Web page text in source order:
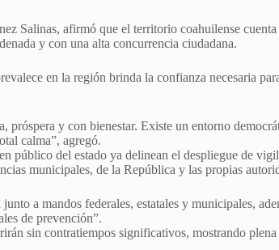
Salinas, afirmó que el territorio coahuilense
y con una alta concurrencia ciudadana.
en la región brinda la confianza necesaria
próspera y con bienestar. Existe un entorno
calma”, agregó.
público del estado ya delinean el despliegue de
municipales, de la República y las propias
a mandos federales, estatales y municipales,
de prevención”.
sin contratiempos significativos, mostrando